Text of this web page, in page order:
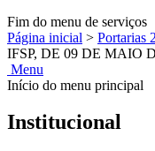
Fim do menu de serviços
Página inicial > Portarias
IFSP, DE 09 DE MAIO
Menu
Início do menu principal
Institucional